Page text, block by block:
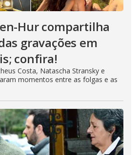
Hur compartilha
gravações em
confira!
Costa, Natascha Stransky e
momentos entre as folgas e as